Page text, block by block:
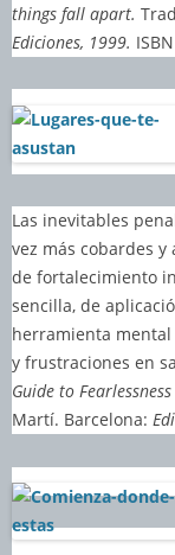
things fall apart.
Ediciones, 1999.
Las inevitables
vez más cobardes
de fortalecimiento
sencilla, de
herramienta
y frustraciones en
Guide to
Martí. Barcelona: